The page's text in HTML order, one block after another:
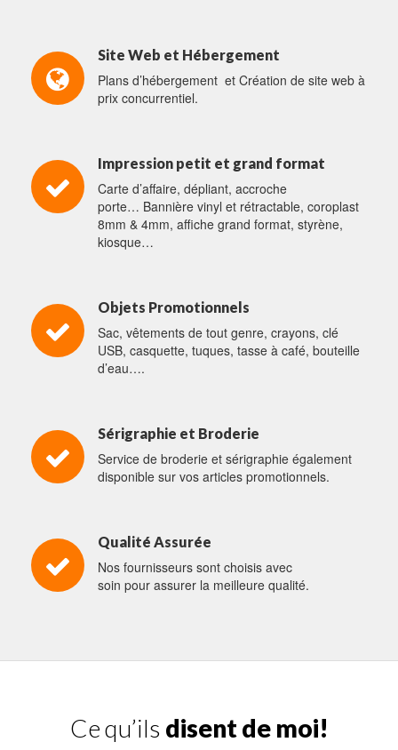
Site Web et Hébergement
Plans d’hébergement et Création de site web à
prix concurrentiel.
Impression petit et grand format
Carte d’affaire, dépliant, accroche
porte… Bannière vinyl et rétractable, coroplast
8mm & 4mm, affiche grand format, styrène,
kiosque…
Objets Promotionnels
Sac, vêtements de tout genre, crayons, clé
USB, casquette, tuques, tasse à café, bouteille
d’eau….
Sérigraphie et Broderie
Service de broderie et sérigraphie également
disponible sur vos articles promotionnels.
Qualité Assurée
Nos fournisseurs sont choisis avec
soin pour assurer la meilleure qualité.
Ce qu’ils disent de moi!